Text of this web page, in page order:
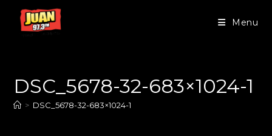
Menu
DSC_5678-32-683×1024-1
> DSC_5678-32-683×1024-1